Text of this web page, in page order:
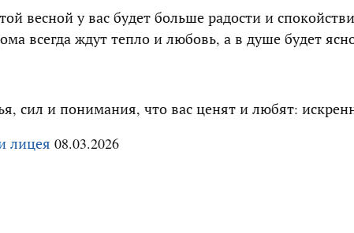
весной у вас будет больше радости и
всегда ждут тепло и любовь, а в душе будет
сил и понимания, что вас ценят и любят:
лицея 08.03.2026